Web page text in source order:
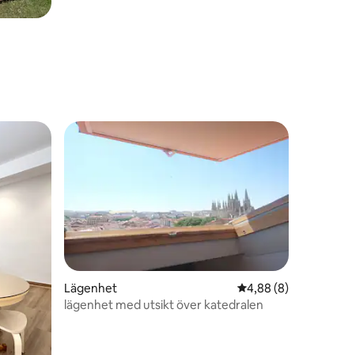
Lägenhet 4,88 av 5 i
4,88 (8)
lägenhet med utsikt över katedralen